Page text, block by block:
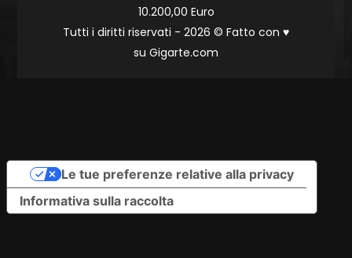
10.200,00 Euro
Tutti i diritti riservati - 2026 © Fatto con ♥
su Gigarte.com
Informativa sulla raccolta
Le tue preferenze relative alla privacy